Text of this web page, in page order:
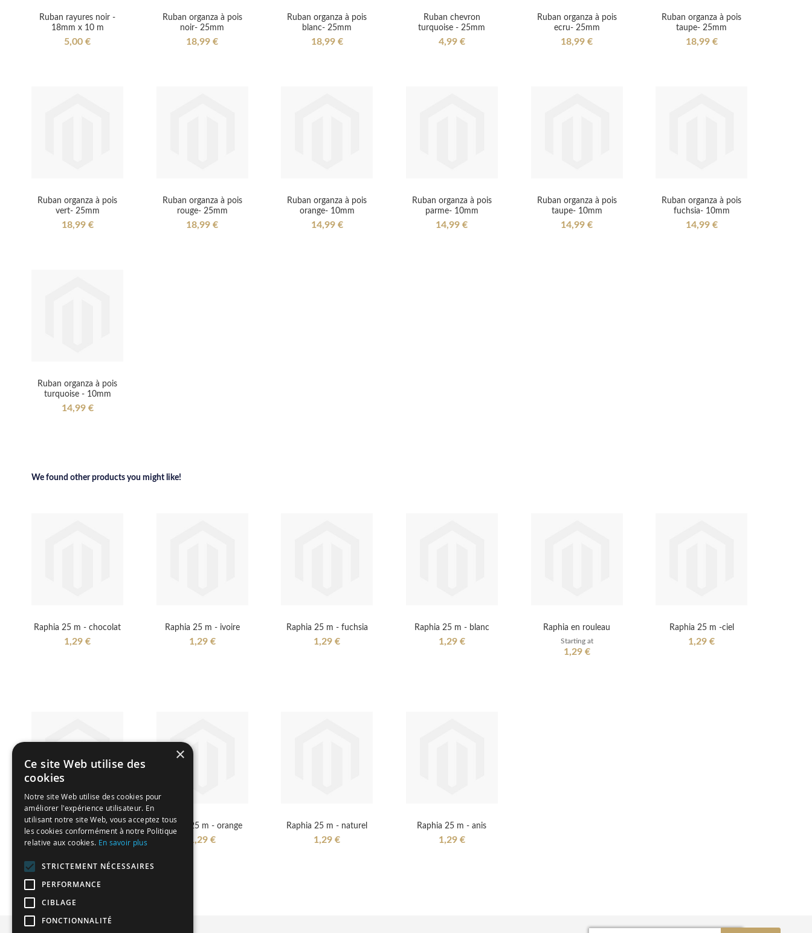
Ruban rayures noir -
18mm x 10 m
5,00 €
Ruban organza à pois
noir- 25mm
18,99 €
Ruban organza à pois
blanc- 25mm
18,99 €
Ruban chevron
turquoise - 25mm
4,99 €
Ruban organza à pois
ecru- 25mm
18,99 €
Ruban organza à pois
taupe- 25mm
18,99 €
Ruban organza à pois
vert- 25mm
18,99 €
Ruban organza à pois
rouge- 25mm
18,99 €
Ruban organza à pois
orange- 10mm
14,99 €
Ruban organza à pois
parme- 10mm
14,99 €
Ruban organza à pois
taupe- 10mm
14,99 €
Ruban organza à pois
fuchsia- 10mm
14,99 €
Ruban organza à pois
turquoise - 10mm
14,99 €
We found other products you might like!
Raphia 25 m - chocolat
1,29 €
Raphia 25 m - ivoire
1,29 €
Raphia 25 m - fuchsia
1,29 €
Raphia 25 m - blanc
1,29 €
Raphia en rouleau
Starting at
1,29 €
Raphia 25 m -ciel
1,29 €
Raphia 25 m - turquoise
1,29 €
Raphia 25 m - orange
1,29 €
Raphia 25 m - naturel
1,29 €
Raphia 25 m - anis
1,29 €
×
Ce site Web utilise des
cookies
Notre site Web utilise des cookies pour
améliorer l'expérience utilisateur. En
utilisant notre site Web, vous acceptez tous
les cookies conformément à notre Politique
relative aux cookies. En savoir plus
STRICTEMENT NÉCESSAIRES
PERFORMANCE
CIBLAGE
FONCTIONNALITÉ